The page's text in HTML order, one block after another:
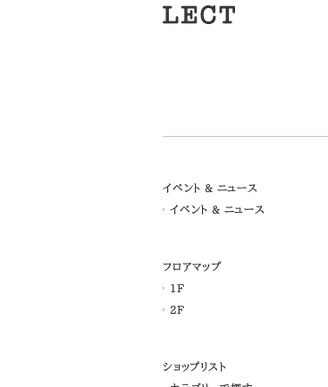
イベント & ニュース
イベント & ニュース
フロアマップ
1F
2F
ショップリスト